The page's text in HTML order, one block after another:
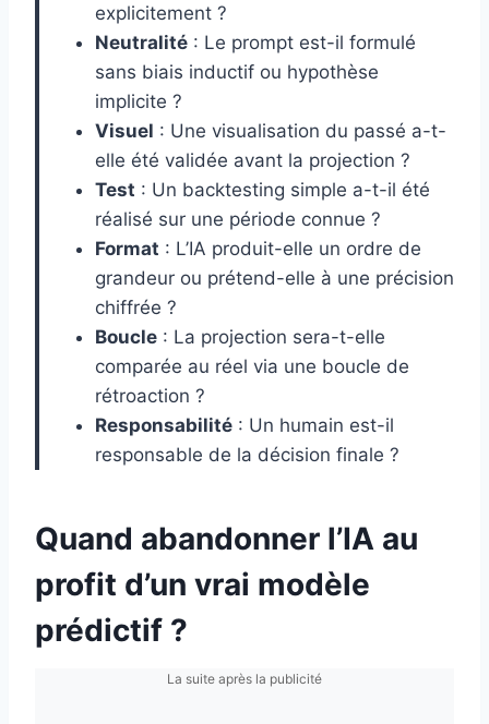
explicitement ?
Neutralité : Le prompt est-il formulé
sans biais inductif ou hypothèse
implicite ?
Visuel : Une visualisation du passé a-t-
elle été validée avant la projection ?
Test : Un backtesting simple a-t-il été
réalisé sur une période connue ?
Format : L’IA produit-elle un ordre de
grandeur ou prétend-elle à une précision
chiffrée ?
Boucle : La projection sera-t-elle
comparée au réel via une boucle de
rétroaction ?
Responsabilité : Un humain est-il
responsable de la décision finale ?
Quand abandonner l’IA au
profit d’un vrai modèle
prédictif ?
La suite après la publicité